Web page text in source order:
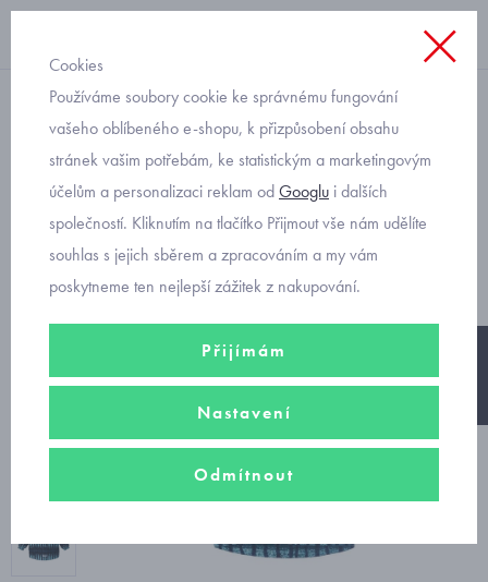
zimní bunda
Reima Nappaa zimní dětská
bunda s membránou
521613A
-20%
Cookies
Používáme soubory cookie ke správnému fungování
vašeho oblíbeného e-shopu, k přizpůsobení obsahu
stránek vašim potřebám, ke statistickým a marketingovým
účelům a personalizaci reklam odGooglu i dalších
společností. Kliknutím na tlačítko Přijmout vše nám udělíte
souhlas s jejich sběrem a zpracováním a my vám
poskytneme ten nejlepší zážitek z nakupování.
Přijímám
Nastavení
Odmítnout